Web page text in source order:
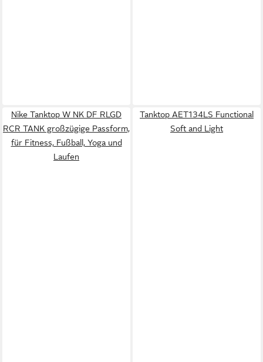
Nike Tanktop W NK DF RLGD
RCR TANK großzügige Passform,
für Fitness, Fußball, Yoga und
Laufen
Tanktop AET134LS Functional
Soft and Light